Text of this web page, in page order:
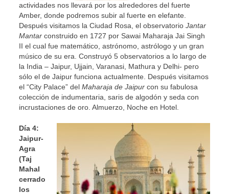
actividades nos llevará por los alrededores del fuerte
Amber, donde podremos subir al fuerte en elefante.
Después visitamos la Ciudad Rosa, el observatorioJantar
Mantar construido en 1727 por Sawai Maharaja Jai Singh
II el cual fue matemático, astrónomo, astrólogo y un gran
músico de su era. Construyó 5 observatorios a lo largo de
la India – Jaipur, Ujjain, Varanasi, Mathura y Delhi- pero
sólo el de Jaipur funciona actualmente. Después visitamos
el “City Palace” delMaharaja de Jaipur con su fabulosa
colección de indumentaria, saris de algodón y seda con
incrustaciones de oro. Almuerzo, Noche en Hotel.
Día 4:
Jaipur-
Agra
(Taj
Mahal
cerrado
los